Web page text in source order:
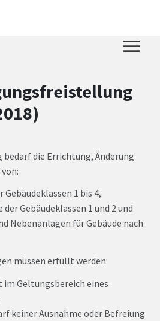
die Errichtung, Änderung
Gebäudeklassen 1 bis 4,
Gebäudeklassen 1 und 2 und
Nebenanlagen für Gebäude nach
müssen erfüllt werden:
im Geltungsbereich eines
keiner Ausnahme oder Befreiung